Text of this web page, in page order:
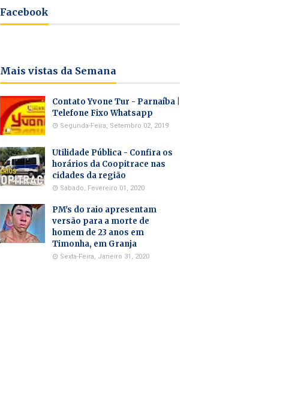
Facebook
Mais vistas da Semana
Contato Yvone Tur - Parnaíba |
Telefone Fixo Whatsapp
Segunda-Feira, Setembro 02, 2019
Utilidade Pública - Confira os
horários da Coopitrace nas
cidades da região
Sábado, Fevereiro 01, 2020
PM's do raio apresentam
versão para a morte de
homem de 23 anos em
Timonha, em Granja
Sexta-Feira, Janeiro 31, 2020